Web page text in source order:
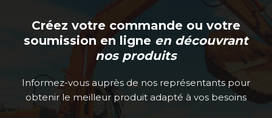
Créez votre commande ou votre
soumission en ligne en découvrant
nos produits
Informez-vous auprès de nos représentants pour
obtenir le meilleur produit adapté à vos besoins